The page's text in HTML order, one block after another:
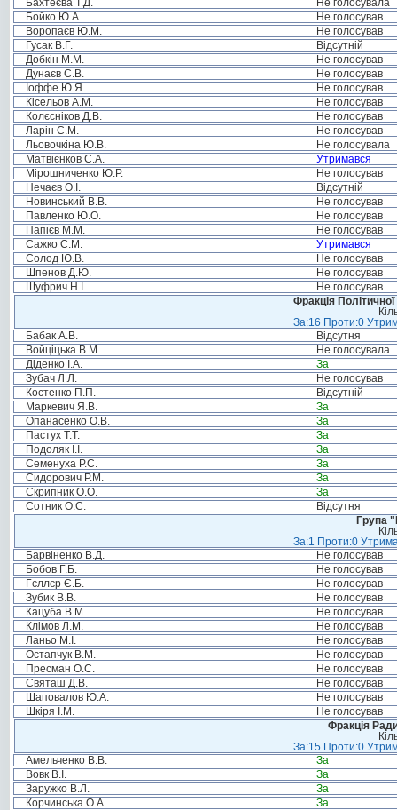
Бахтеєва Т.Д.
Не голосувала
Бойко Ю.А.
Не голосував
Воропаєв Ю.М.
Не голосував
Гусак В.Г.
Відсутній
Добкін М.М.
Не голосував
Дунаєв С.В.
Не голосував
Іоффе Ю.Я.
Не голосував
Кісельов А.М.
Не голосував
Колєсніков Д.В.
Не голосував
Ларін С.М.
Не голосував
Льовочкіна Ю.В.
Не голосувала
Матвієнков С.А.
Утримався
Мірошниченко Ю.Р.
Не голосував
Нечаєв О.І.
Відсутній
Новинський В.В.
Не голосував
Павленко Ю.О.
Не голосував
Папієв М.М.
Не голосував
Сажко С.М.
Утримався
Солод Ю.В.
Не голосував
Шпенов Д.Ю.
Не голосував
Шуфрич Н.І.
Не голосував
Фракція
За:16 Проти:0
Бабак А.В.
Відсутня
Войціцька В.М.
Не голосувала
Діденко І.А.
За
Зубач Л.Л.
Не голосував
Костенко П.П.
Відсутній
Маркевич Я.В.
За
Опанасенко О.В.
За
Пастух Т.Т.
За
Подоляк І.І.
За
Семенуха Р.С.
За
Сидорович Р.М.
За
Скрипник О.О.
За
Сотник О.С.
Відсутня
Група
За:1 Проти:0
Барвіненко В.Д.
Не голосував
Бобов Г.Б.
Не голосував
Гєллєр Є.Б.
Не голосував
Зубик В.В.
Не голосував
Кацуба В.М.
Не голосував
Клімов Л.М.
Не голосував
Ланьо М.І.
Не голосував
Остапчук В.М.
Не голосував
Пресман О.С.
Не голосував
Святаш Д.В.
Не голосував
Шаповалов Ю.А.
Не голосував
Шкіря І.М.
Не голосував
Фракція
За:15 Проти:0
Амельченко В.В.
За
Вовк В.І.
За
Заружко В.Л.
За
Корчинська О.А.
За